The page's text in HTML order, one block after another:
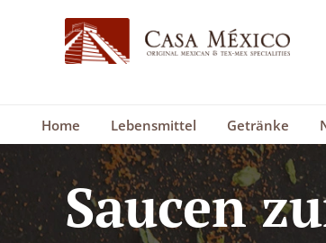
Home Lebensmittel Getränke
Saucen